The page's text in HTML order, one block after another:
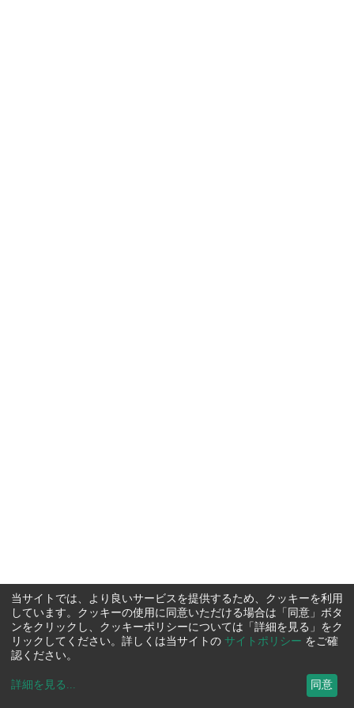
当サイトでは、より良いサービスを提供するため、クッキーを利用
しています。クッキーの使用に同意いただける場合は「同意」ボタ
ンをクリックし、クッキーポリシーについては「詳細を見る」をク
リックしてください。詳しくは当サイトの サイトポリシー をご確
認ください。
詳細を見る ... 同意